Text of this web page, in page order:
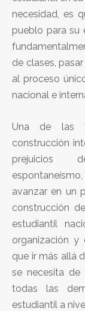
necesidad, es
pueblo para su
de clases,
al proceso
nacional e
Una de las
construcción
prejuicios
avanzar en un
construcción
estudiantil
organización y
que ir más allá
se necesita de
todas las
estudiantil a